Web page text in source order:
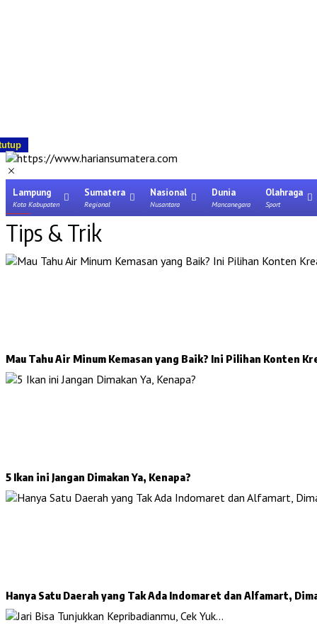
Lampung
Kota Kabupaten
Sumatera
Regional
Nasional
Nusantara
Dunia
Mancanegara
Olahraga
Sport
Tips & Trik
Mau Tahu Air Minum Kemasan yang Baik? Ini Pilihan Konten
5 Ikan ini Jangan Dimakan Ya, Kenapa?
Hanya Satu Daerah yang Tak Ada Indomaret dan Alfamart,